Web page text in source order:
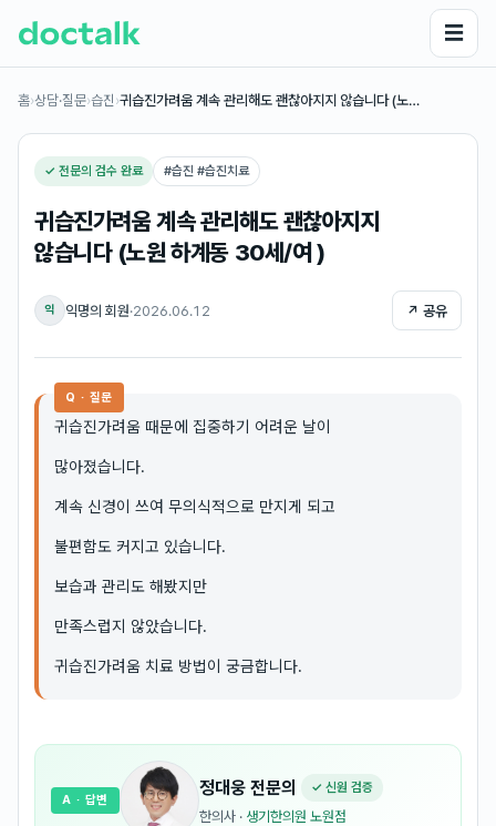
☰
홈›상담·질문›습진 ›귀습진가려움 계속 관리해도 괜찮아지지 않습니다 (노…
✓ 전문의 검수 완료 #습진 #습진치료
귀습진가려움 계속 관리해도 괜찮아지지
않습니다 (노원 하계동 30세/여 )
익 익명의 회원·2026.06.12 ↗ 공유
Q · 질문
귀습진가려움 때문에 집중하기 어려운 날이
많아졌습니다.
계속 신경이 쓰여 무의식적으로 만지게 되고
불편함도 커지고 있습니다.
보습과 관리도 해봤지만
만족스럽지 않았습니다.
귀습진가려움 치료 방법이 궁금합니다.
정대웅 전문의 ✓ 신원 검증
한의사 · 생기한의원 노원점
A · 답변